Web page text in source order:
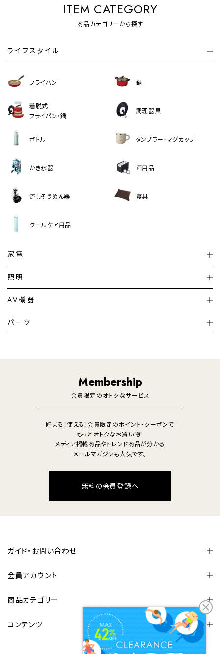
ITEM CATEGORY
商品カテゴリーから探す
ライフスタイル
フライパン 鍋
着脱式
フライパン・鍋
調理器具
ボトル タンブラー・マグカップ
かき氷器 酒用品
流しそうめん器 寝具
クールケア用品
家電
加湿器・空気清浄機
暖房機 掃除機
調理家電 生活家電
照明
シーリングライト
デスクライト
AV機器
テレビ
パーツ
Membership
会員限定のオトクなサービス
貯まる！使える！会員限定のポイント・クーポンで
もっとオトクなお買い物！
メディア掲載商品やトレンド商品が分かる
メールマガジンも人気です。
無料の会員登録へ
ガイド・お問い合わせ
会員アカウント
商品カテゴリー
コンテンツ